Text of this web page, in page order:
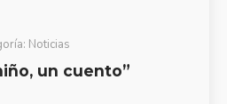
Noticias
un cuento”